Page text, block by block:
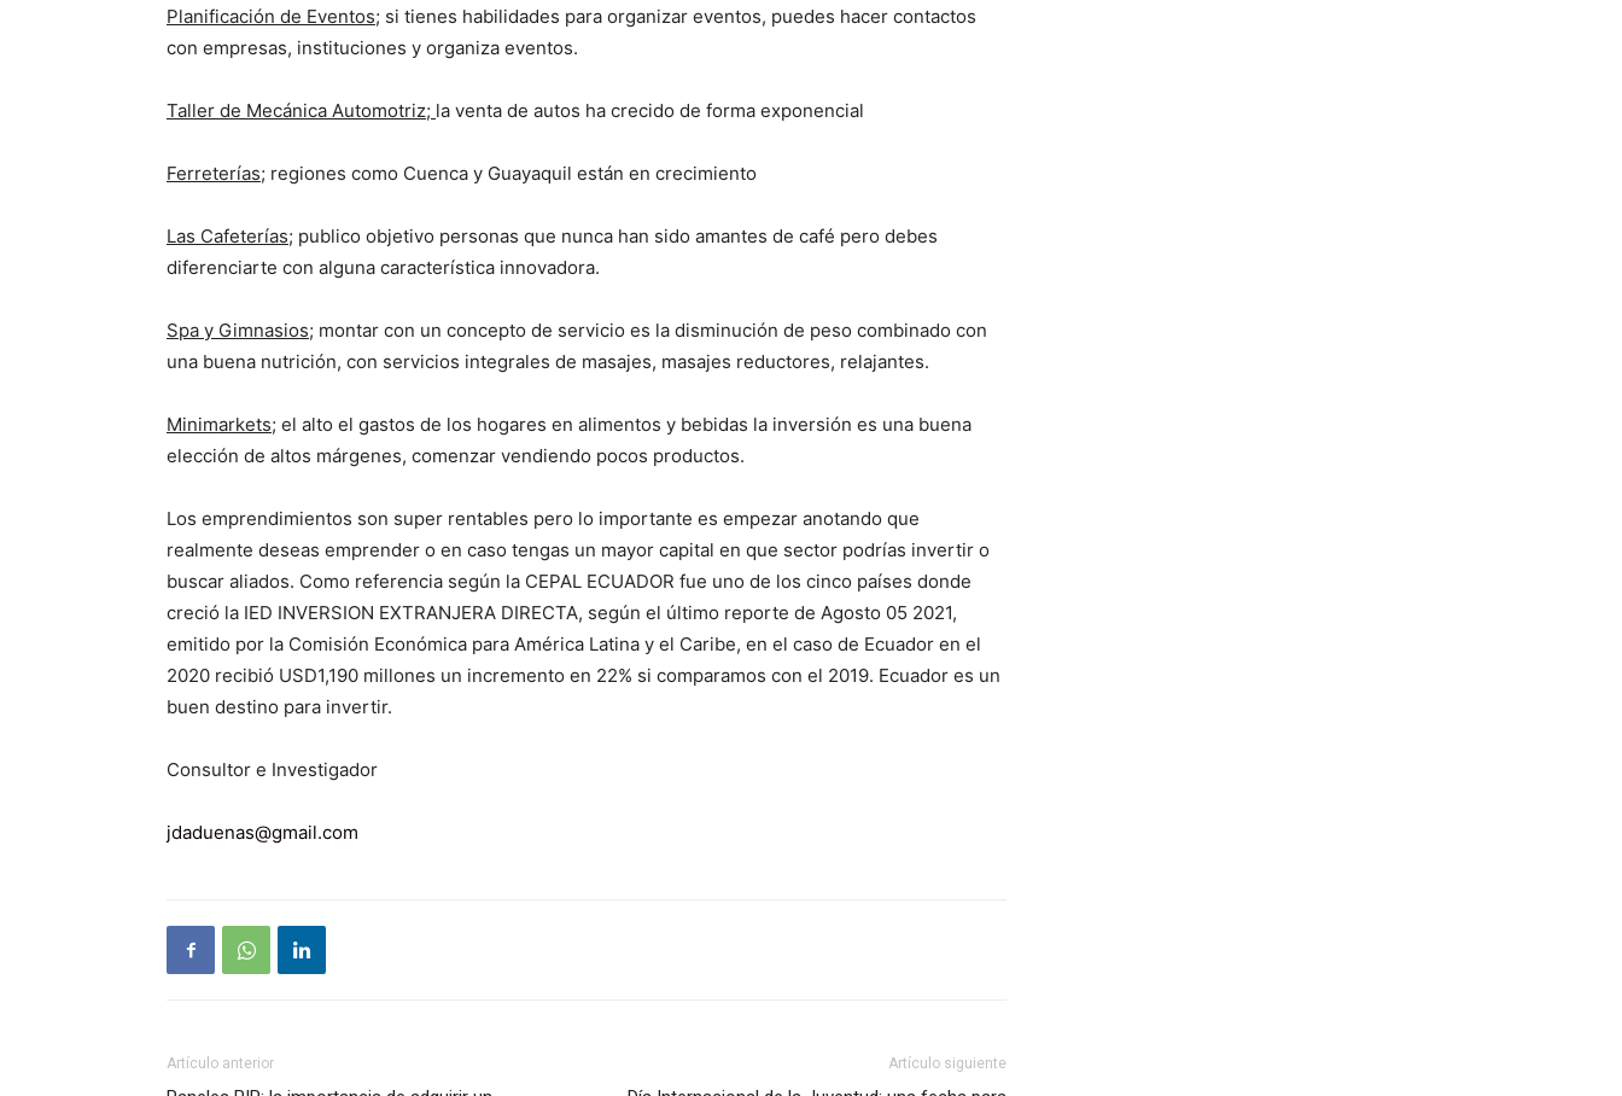
Planificación de Eventos; si tienes habilidades para organizar eventos, puedes hacer contactos
con empresas, instituciones y organiza eventos.
Taller de Mecánica Automotriz; la venta de autos ha crecido de forma exponencial
Ferreterías; regiones como Cuenca y Guayaquil están en crecimiento
Las Cafeterías; publico objetivo personas que nunca han sido amantes de café pero debes
diferenciarte con alguna característica innovadora.
Spa y Gimnasios; montar con un concepto de servicio es la disminución de peso combinado con
una buena nutrición, con servicios integrales de masajes, masajes reductores, relajantes.
Minimarkets; el alto el gastos de los hogares en alimentos y bebidas la inversión es una buena
elección de altos márgenes, comenzar vendiendo pocos productos.
Los emprendimientos son super rentables pero lo importante es empezar anotando que
realmente deseas emprender o en caso tengas un mayor capital en que sector podrías invertir o
buscar aliados. Como referencia según la CEPAL ECUADOR fue uno de los cinco países donde
creció la IED INVERSION EXTRANJERA DIRECTA, según el último reporte de Agosto 05 2021,
emitido por la Comisión Económica para América Latina y el Caribe, en el caso de Ecuador en el
2020 recibió USD1,190 millones un incremento en 22% si comparamos con el 2019. Ecuador es un
buen destino para invertir.
Consultor e Investigador
jdaduenas@gmail.com
Artículo anterior Artículo siguiente